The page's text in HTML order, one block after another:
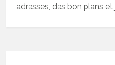
adresses, des bon plans et